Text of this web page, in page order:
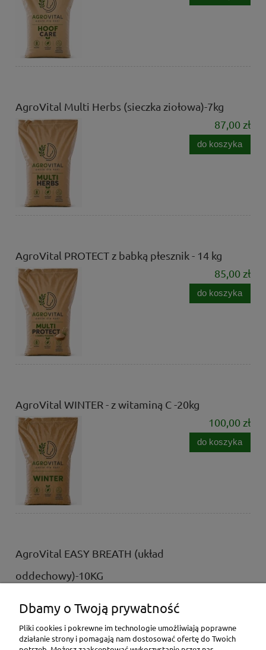
AgroVital Multi Herbs (sieczka ziołowa)-7kg
87,00 zł
do koszyka
AgroVital PROTECT z babką płesznik - 14 kg
85,00 zł
do koszyka
AgroVital WINTER - z witaminą C -20kg
100,00 zł
do koszyka
AgroVital EASY BREATH (układ
oddechowy)-10KG
Dbamy o Twoją prywatność
Pliki cookies i pokrewne im technologie umożliwiają poprawne
działanie strony i pomagają nam dostosować ofertę do Twoich